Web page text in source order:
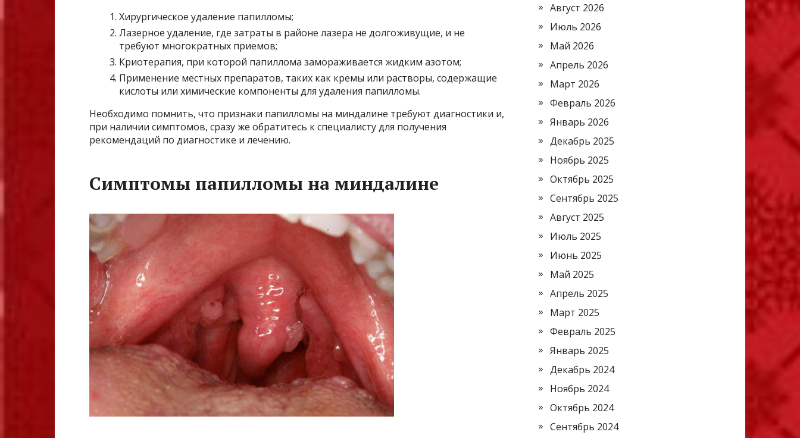
Хирургическое удаление папилломы;
Лазерное удаление, где затраты в районе лазера не долгоживущие, и не
требуют многократных приемов;
Криотерапия, при которой папиллома замораживается жидким азотом;
Применение местных препаратов, таких как кремы или растворы, содержащие
кислоты или химические компоненты для удаления папилломы.
Необходимо помнить, что признаки папилломы на миндалине требуют диагностики и,
при наличии симптомов, сразу же обратитесь к специалисту для получения
рекомендаций по диагностике и лечению.
Симптомы папилломы на миндалине
Август 2026
Июль 2026
Май 2026
Апрель 2026
Март 2026
Февраль 2026
Январь 2026
Декабрь 2025
Ноябрь 2025
Октябрь 2025
Сентябрь 2025
Август 2025
Июль 2025
Июнь 2025
Май 2025
Апрель 2025
Март 2025
Февраль 2025
Январь 2025
Декабрь 2024
Ноябрь 2024
Октябрь 2024
Сентябрь 2024